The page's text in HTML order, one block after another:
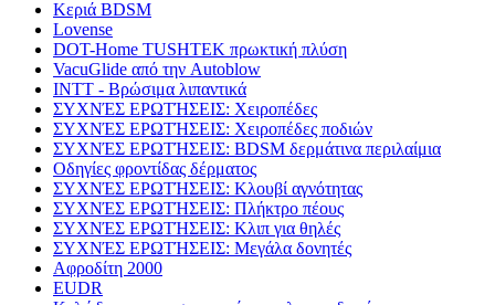
Κεριά BDSM
Lovense
DOT-Home TUSHTEK πρωκτική πλύση
VacuGlide από την Autoblow
INTT - Βρώσιμα λιπαντικά
ΣΥΧΝΈΣ ΕΡΩΤΉΣΕΙΣ: Χειροπέδες
ΣΥΧΝΈΣ ΕΡΩΤΉΣΕΙΣ: Χειροπέδες ποδιών
ΣΥΧΝΈΣ ΕΡΩΤΉΣΕΙΣ: BDSM δερμάτινα περιλαίμια
Οδηγίες φροντίδας δέρματος
ΣΥΧΝΈΣ ΕΡΩΤΉΣΕΙΣ: Κλουβί αγνότητας
ΣΥΧΝΈΣ ΕΡΩΤΉΣΕΙΣ: Πλήκτρο πέους
ΣΥΧΝΈΣ ΕΡΩΤΉΣΕΙΣ: Κλιπ για θηλές
ΣΥΧΝΈΣ ΕΡΩΤΉΣΕΙΣ: Μεγάλα δονητές
Αφροδίτη 2000
EUDR